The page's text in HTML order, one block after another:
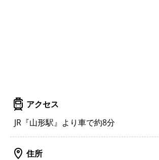
アクセス
JR『山形駅』より車で約8分
住所